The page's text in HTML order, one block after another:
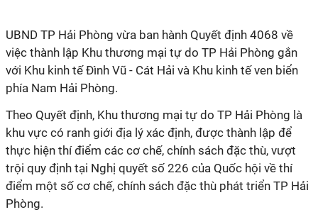
UBND TP Hải Phòng vừa ban hành Quyết định 4068 về
việc thành lập Khu thương mại tự do TP Hải Phòng gắn
với Khu kinh tế Đình Vũ - Cát Hải và Khu kinh tế ven biển
phía Nam Hải Phòng.
Theo Quyết định, Khu thương mại tự do TP Hải Phòng là
khu vực có ranh giới địa lý xác định, được thành lập để
thực hiện thí điểm các cơ chế, chính sách đặc thù, vượt
trội quy định tại Nghị quyết số 226 của Quốc hội về thí
điểm một số cơ chế, chính sách đặc thù phát triển TP Hải
Phòng.